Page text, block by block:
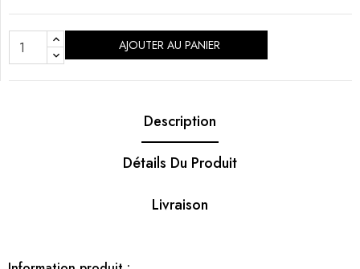
AJOUTER AU PANIER
Description
Détails Du Produit
Livraison